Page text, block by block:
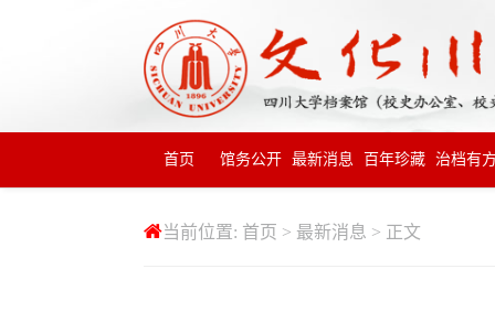
首页 馆务公开 最新消息 百年珍藏 治档有
当前位置: 首页 > 最新消息 > 正文